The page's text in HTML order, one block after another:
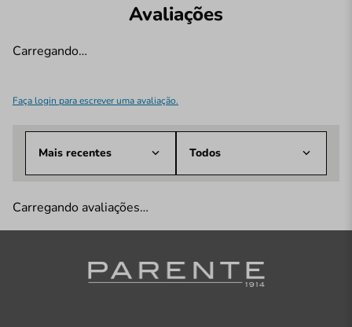
Avaliações
Carregando…
Faça login para escrever uma avaliação.
Mais recentes Todos
Carregando avaliações…